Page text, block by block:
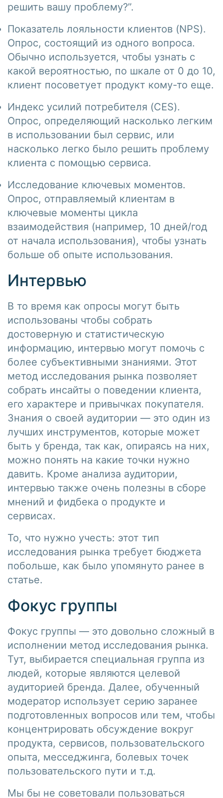
решить вашу проблему?”.
Показатель лояльности клиентов (NPS).
Опрос, состоящий из одного вопроса.
Обычно используется, чтобы узнать с
какой вероятностью, по шкале от 0 до 10,
клиент посоветует продукт кому-то еще.
Индекс усилий потребителя (CES).
Опрос, определяющий насколько легким
в использовании был сервис, или
насколько легко было решить проблему
клиента с помощью сервиса.
Исследование ключевых моментов.
Опрос, отправляемый клиентам в
ключевые моменты цикла
взаимодействия (например, 10 дней/год
от начала использования), чтобы узнать
больше об опыте использования.
Интервью
В то время как опросы могут быть
использованы чтобы собрать
достоверную и статистическую
информацию, интервью могут помочь с
более субъективными знаниями. Этот
метод исследования рынка позволяет
собрать инсайты о поведении клиента,
его характере и привычках покупателя.
Знания о своей аудитории — это один из
лучших инструментов, которые может
быть у бренда, так как, опираясь на них,
можно понять на какие точки нужно
давить. Кроме анализа аудитории,
интервью также очень полезны в сборе
мнений и фидбека о продукте и
сервисах.
То, что нужно учесть: этот тип
исследования рынка требует бюджета
побольше, как было упомянуто ранее в
статье.
Фокус группы
Фокус группы — это довольно сложный в
исполнении метод исследования рынка.
Тут, выбирается специальная группа из
людей, которые являются целевой
аудиторией бренда. Далее, обученный
модератор использует серию заранее
подготовленных вопросов или тем, чтобы
концентрировать обсуждение вокруг
продукта, сервисов, пользовательского
опыта, месседжинга, болевых точек
пользовательского пути и т.д.
Мы бы не советовали пользоваться